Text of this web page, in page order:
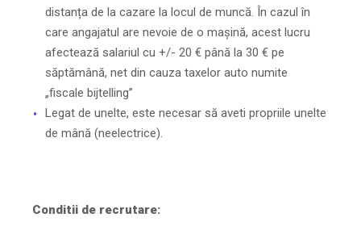
distanța de la cazare la locul de muncă. În cazul în
care angajatul are nevoie de o mașină, acest lucru
afectează salariul cu +/- 20 € până la 30 € pe
săptămână, net din cauza taxelor auto numite
„fiscale bijtelling”
Legat de unelte, este necesar să aveti propriile unelte
de mână (neelectrice).
Conditii de recrutare: